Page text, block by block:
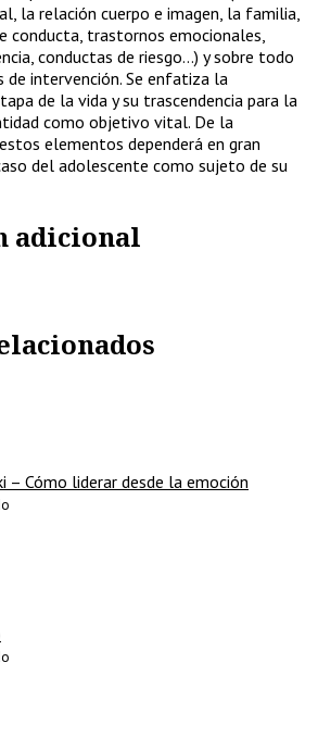
la relación cuerpo e imagen, la familia,
conducta, trastornos emocionales,
conductas de riesgo…) y sobre todo
intervención. Se enfatiza la
de la vida y su trascendencia para la
como objetivo vital. De la
elementos dependerá en gran
del adolescente como sujeto de su
adicional
– Cómo liderar desde la emoción